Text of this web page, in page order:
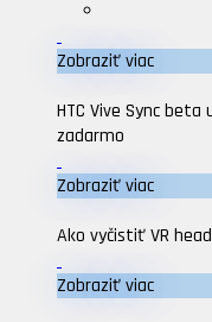
Zobraziť viac
HTC Vive Sync
zadarmo
Zobraziť viac
Ako vyčistiť VR
Zobraziť viac